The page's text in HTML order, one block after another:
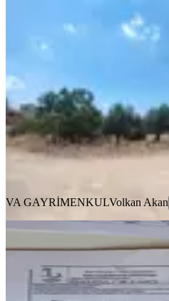
Va 1 - Çiğli
110.000.000 ₺
VA GAYRİMENKULVolkan Akan
VA GAYRİMENKULVolkan Akan
İzmir
İzmir, Bayraklı